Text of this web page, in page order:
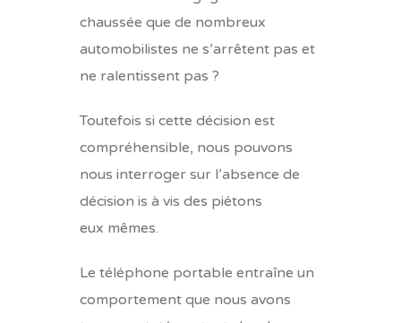
chaussée que de nombreux
automobilistes ne s’arrêtent pas et
ne ralentissent pas ?
Toutefois si cette décision est
compréhensible, nous pouvons
nous interroger sur l’absence de
décision is à vis des piétons
eux mêmes.
Le téléphone portable entraîne un
comportement que nous avons